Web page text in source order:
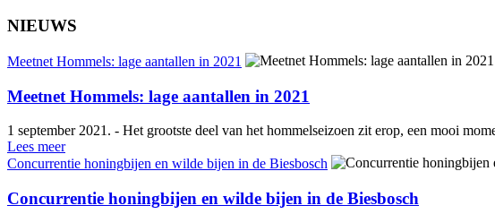
NIEUWS
Meetnet Hommels: lage aantallen in 2021
Meetnet Hommels: lage aantallen in 2021
1 september 2021. - Het grootste deel van het hommelseizoen zit erop, een mooi
Lees meer
Concurrentie honingbijen en wilde bijen in de Biesbosch
Concurrentie honingbijen en wilde bijen in de Biesbosch